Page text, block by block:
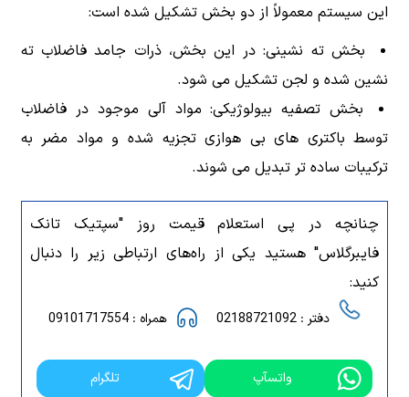
این سیستم معمولاً از دو بخش تشکیل شده است:
بخش ته نشینی: در این بخش، ذرات جامد فاضلاب ته
نشین شده و لجن تشکیل می شود.
بخش تصفیه بیولوژیکی: مواد آلی موجود در فاضلاب
توسط باکتری های بی هوازی تجزیه شده و مواد مضر به
ترکیبات ساده تر تبدیل می شوند.
چنانچه در پی استعلام قیمت روز "سپتیک تانک
فایبرگلاس" هستید یکی از راه‌های ارتباطی زیر را دنبال
کنید:
دفتر : 02188721092 همراه : 09101717554
واتسآپ تلگرام